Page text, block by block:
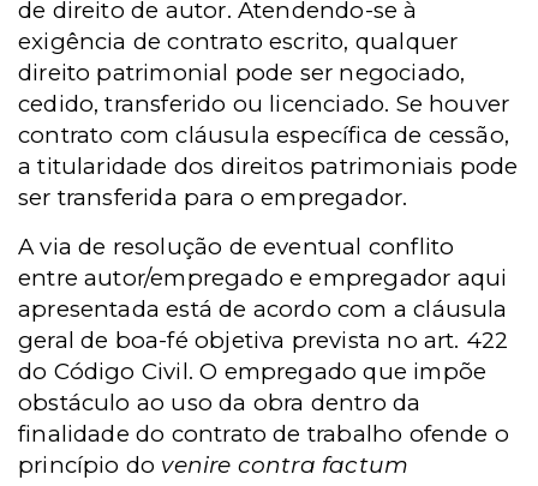
de direito de autor. Atendendo-se à
exigência de contrato escrito, qualquer
direito patrimonial pode ser negociado,
cedido, transferido ou licenciado. Se houver
contrato com cláusula específica de cessão,
a titularidade dos direitos patrimoniais pode
ser transferida para o empregador.
A via de resolução de eventual conflito
entre autor/empregado e empregador aqui
apresentada está de acordo com a cláusula
geral de boa-fé objetiva prevista no art. 422
do Código Civil. O empregado que impõe
obstáculo ao uso da obra dentro da
finalidade do contrato de trabalho ofende o
princípio do venire contra factum